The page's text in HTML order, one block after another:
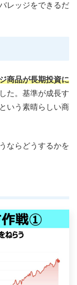
レッジをできるだ
商品が長期投資に
た。基準が成長す
いう素晴らしい商
ならどうするかを